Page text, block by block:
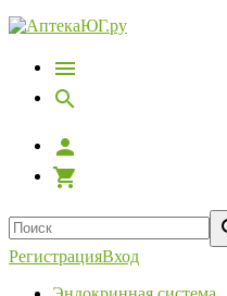
РегистрацияВход